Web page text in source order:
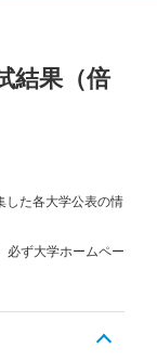
結果（倍
した各大学公表の情
必ず大学ホームペー